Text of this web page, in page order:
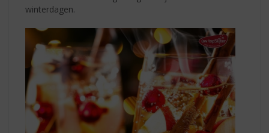
winterdagen.